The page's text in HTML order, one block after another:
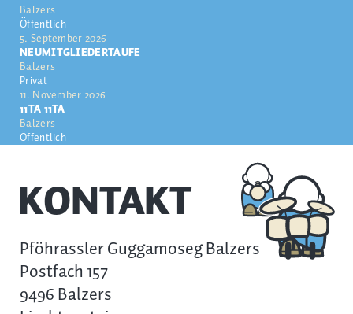
Balzers
Öffentlich
5. September 2026
NEUMITGLIEDERTAUFE
Balzers
Privat
11. November 2026
11TA 11TA
Balzers
Öffentlich
KONTAKT
Pföhrassler Guggamoseg Balzers
Postfach 157
9496 Balzers